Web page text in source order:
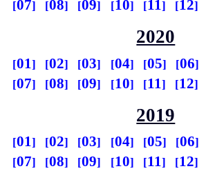
07 08 09 10 11 12
2020
01 02 03 04 05
06
07
08 09 10 11 12
2019
01 02 03 04 05
06
07
08 09 10 11 12